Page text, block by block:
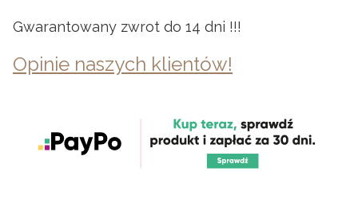
Gwarantowany zwrot do 14 dni !!!
Opinie naszych klientów!